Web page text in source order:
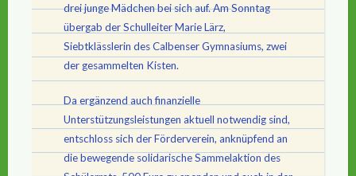
drei junge Mädchen bei sich auf. Am Sonntag
übergab der Schulleiter Marie Lärz,
Siebtklässlerin des Calbenser Gymnasiums, zwei
der gesammelten Kisten.
Da ergänzend auch finanzielle
Unterstützungsleistungen aktuell notwendig sind,
entschloss sich der Förderverein, anknüpfend an
die bewegende solidarische Sammelaktion des